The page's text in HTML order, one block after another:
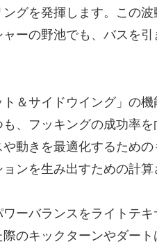
グを発揮します。この
ーの野池でも、バスを
＆サイドウイング」の
、フッキングの成功率
動きを最適化するため
ンを生み出すための計算
ーバランスをライトテキ
のキックターンやダー